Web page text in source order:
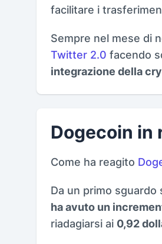
facilitare i
Sempre nel mese di
Twitter 2.0 facendo
integrazione della
Dogecoin in
Come ha reagito
Da un primo
ha avuto un
riadagiarsi ai 0,92